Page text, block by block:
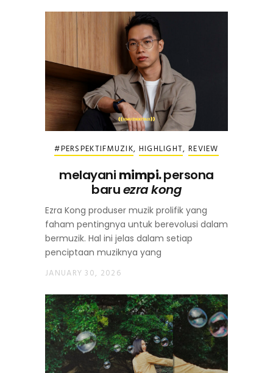
#PERSPEKTIFMUZIK, HIGHLIGHT, REVIEW
melayani mimpi.persona
baruezra kong
Ezra Kong produser muzik prolifik yang
faham pentingnya untuk berevolusi dalam
bermuzik. Hal ini jelas dalam setiap
penciptaan muziknya yang
JANUARY 30, 2026